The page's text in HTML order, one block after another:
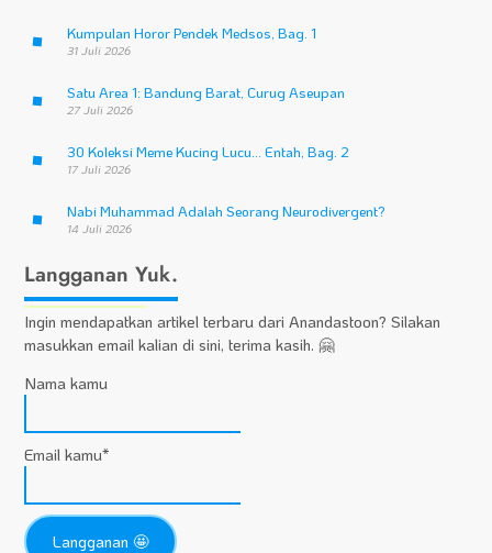
Kumpulan Horor Pendek Medsos, Bag. 1
31 Juli 2026
Satu Area 1: Bandung Barat, Curug Aseupan
27 Juli 2026
30 Koleksi Meme Kucing Lucu… Entah, Bag. 2
17 Juli 2026
Nabi Muhammad Adalah Seorang Neurodivergent?
14 Juli 2026
Langganan Yuk.
Ingin mendapatkan artikel terbaru dari Anandastoon? Silakan
masukkan email kalian di sini, terima kasih. 🤗
Nama kamu
Email kamu*